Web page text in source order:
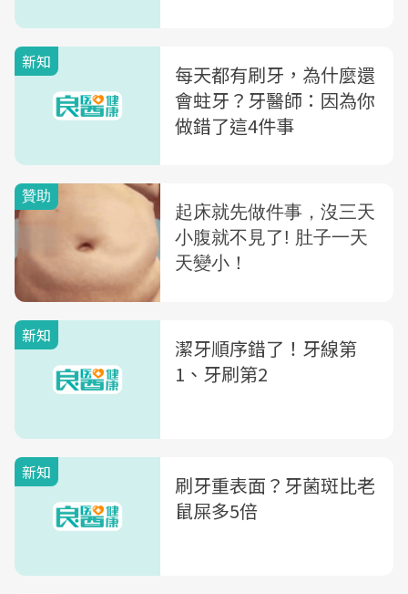
新知
每天都有刷牙，為什麼還
會蛀牙？牙醫師：因為你
做錯了這4件事
新知
潔牙順序錯了！牙線第
1、牙刷第2
新知
刷牙重表面？牙菌斑比老
鼠屎多5倍